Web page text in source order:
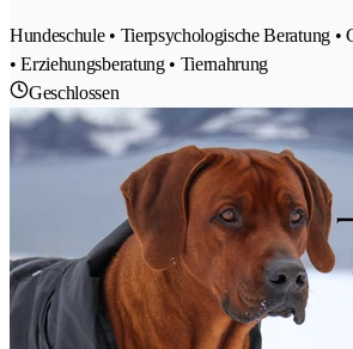
Hundeschule • Tierpsychologische Beratung •
• Erziehungsberatung • Tiernahrung
Geschlossen